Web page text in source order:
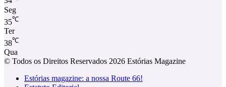
Seg
35℃
Ter
38℃
Qua
© Todos os Direitos Reservados 2026 Estórias Magazine
Estórias magazine: a nossa Route 66!